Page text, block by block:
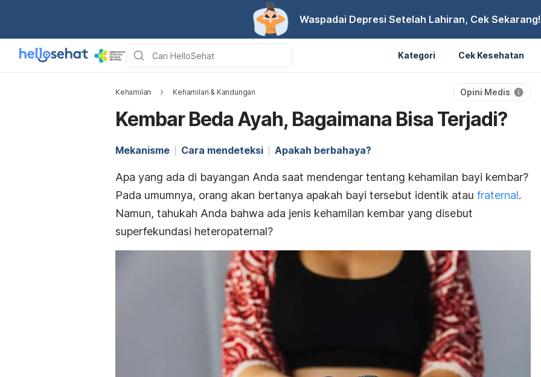
Waspadai Depresi Setelah Lahiran, Cek Sekarang!
Kategori Cek Kesehatan
Kehamilan Kehamilan & Kandungan Opini Medis
Kembar Beda Ayah, Bagaimana Bisa Terjadi?
Mekanisme Cara mendeteksi Apakah berbahaya?
Apa yang ada di bayangan Anda saat mendengar tentang kehamilan bayi kembar?
Pada umumnya, orang akan bertanya apakah bayi tersebut identik atau fraternal.
Namun, tahukah Anda bahwa ada jenis kehamilan kembar yang disebut
superfekundasi heteropaternal?